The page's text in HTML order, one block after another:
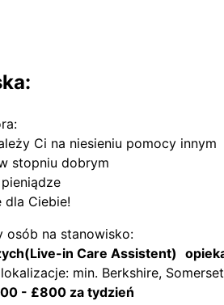
Ci na niesieniu pomocy innym
stopniu dobrym
dla Ciebie!
osób na stanowisko:
in Care Assistent)
min. Berkshire,
- £800 za tydzień